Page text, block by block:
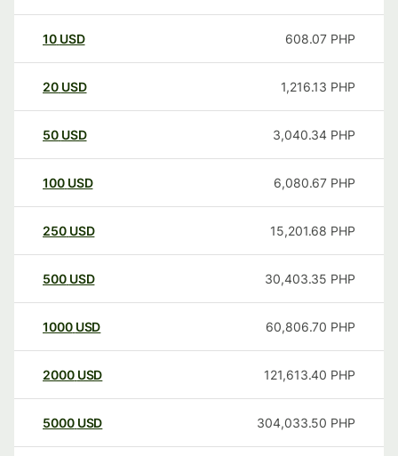
10 USD 608.07 PHP
20 USD 1,216.13 PHP
50 USD 3,040.34 PHP
100 USD 6,080.67 PHP
250 USD 15,201.68 PHP
500 USD 30,403.35 PHP
1000 USD 60,806.70 PHP
2000 USD 121,613.40 PHP
5000 USD 304,033.50 PHP